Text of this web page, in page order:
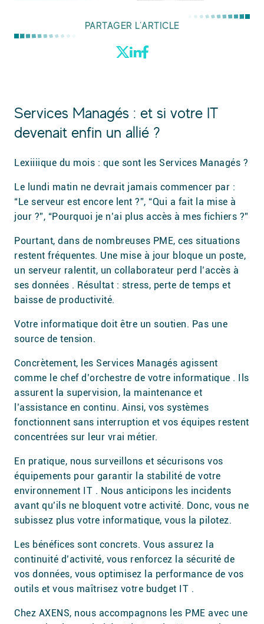
PARTAGER L’ARTICLE
Services Managés : et si votre IT
devenait enfin un allié ?
Lexiiiique du mois : que sont les Services Managés ?
Le lundi matin ne devrait jamais commencer par :
“Le serveur est encore lent ?”, “Qui a fait la mise à
jour ?”, “Pourquoi je n’ai plus accès à mes fichiers ?”
Pourtant, dans de nombreuses PME, ces situations
restent fréquentes. Une mise à jour bloque un poste,
un serveur ralentit, un collaborateur perd l’accès à
ses données . Résultat : stress, perte de temps et
baisse de productivité.
Votre informatique doit être un soutien. Pas une
source de tension.
Concrètement, les Services Managés agissent
comme le chef d’orchestre de votre informatique . Ils
assurent la supervision, la maintenance et
l’assistance en continu. Ainsi, vos systèmes
fonctionnent sans interruption et vos équipes restent
concentrées sur leur vrai métier.
En pratique, nous surveillons et sécurisons vos
équipements pour garantir la stabilité de votre
environnement IT . Nous anticipons les incidents
avant qu’ils ne bloquent votre activité. Donc, vous ne
subissez plus votre informatique, vous la pilotez.
Les bénéfices sont concrets. Vous assurez la
continuité d’activité, vous renforcez la sécurité de
vos données, vous optimisez la performance de vos
outils et vous maîtrisez votre budget IT .
Chez AXENS, nous accompagnons les PME avec une